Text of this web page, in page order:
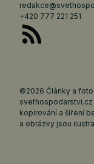
+420 777 221 251
©2026 Články a
svethospodarstvi.cz
kopírování a šíření
a obrázky jsou